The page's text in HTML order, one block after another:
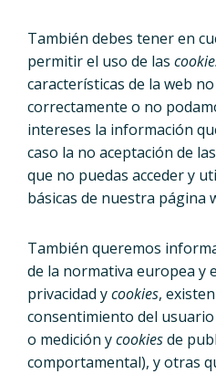
También debes tener en
permitir el uso de las
características de la web
correctamente o no
intereses la información
caso la no aceptación de las
que no puedas acceder y
básicas de nuestra página
También queremos
de la normativa europea y
privacidad ycookies, existen
consentimiento del usuario
o medición ycookiesde
comportamental), y otras